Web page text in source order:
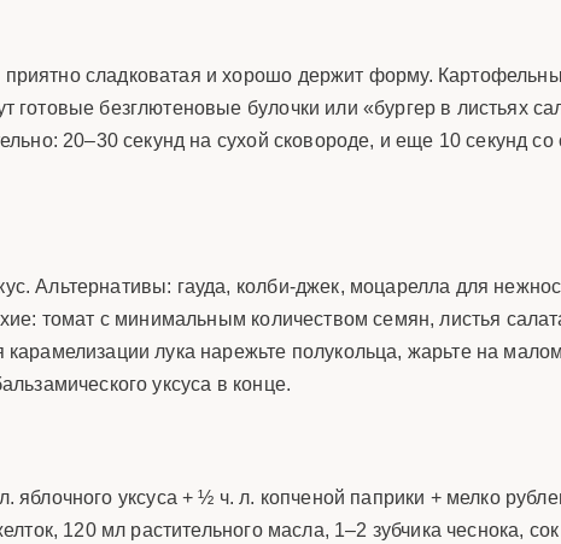
сладковатая и хорошо держит форму.
безглютеновые булочки или «бургер в листьях
20–30 секунд на сухой сковороде, и еще 10 секунд
Альтернативы: гауда, колби-джек, моцарелла для
томат с минимальным количеством семян, листья
лука нарежьте полукольца, жарьте на
уксуса в конце.
яблочного уксуса + ½ ч. л. копченой паприки + мелко
120 мл растительного масла, 1–2 зубчика чеснока,